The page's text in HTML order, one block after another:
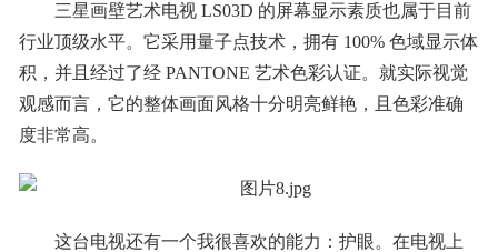
三星画壁艺术电视 LS03D 的屏幕显示素质也属于目前
行业顶级水平。它采用量子点技术，拥有 100% 色域显示体
积，并且经过了经 PANTONE 艺术色彩认证。就实际视觉
观感而言，它的整体画面风格十分明亮鲜艳，且色彩准确
度非常高。
这台电视还有一个我很喜欢的能力：护眼。在电视上